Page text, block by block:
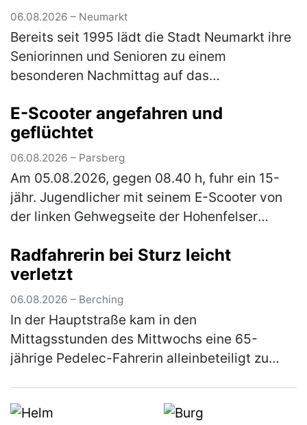
06.08.2026 – Neumarkt
Bereits seit 1995 lädt die Stadt Neumarkt ihre
Seniorinnen und Senioren zu einem
besonderen Nachmittag auf das
August 2026, ist es ab 12 Uhr wieder so weit.
Er… (mehr)
E-Scooter angefahren und
geflüchtet
06.08.2026 – Parsberg
Am 05.08.2026, gegen 08.40 h, fuhr ein 15-
jähr. Jugendlicher mit seinem E-Scooter von
der linken Gehwegseite der Hohenfelser
Straße ein. Hier fuhr er auf …(mehr)
Radfahrerin bei Sturz leicht
verletzt
06.08.2026 – Berching
In der Hauptstraße kam in den
Mittagsstunden des Mittwochs eine 65-
jährige Pedelec-Fahrerin alleinbeteiligt zu
Klinikum…